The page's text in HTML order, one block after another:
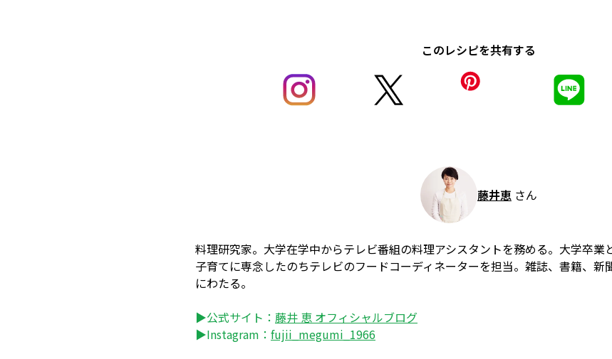
このレシピを共有する
藤井恵 さん
料理研究家。大学在学中からテレビ番組の料理アシスタントを務める。大学卒業
子育てに専念したのちテレビのフードコーディネーターを担当。雑誌、書籍、新
にわたる。
▶公式サイト： 藤井 恵 オフィシャルブログ
▶Instagram： fujii_megumi_1966